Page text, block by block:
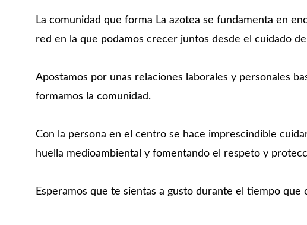
La comunidad que forma La azotea se fundamenta en
red en la que podamos crecer juntos desde el cuidado
Apostamos por unas relaciones laborales y personales
formamos la comunidad.
Con la persona en el centro se hace imprescindible
huella medioambiental y fomentando el respeto y
Esperamos que te sientas a gusto durante el tiempo que